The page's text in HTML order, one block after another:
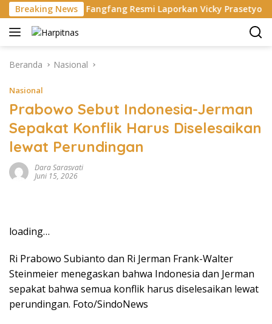
Langsung
ke
konten
Breaking NewsFangfang Resmi Laporkan Vicky Prasetyo Yang
Beranda Nasional
Nasional
Prabowo Sebut Indonesia-Jerman
Sepakat Konflik Harus Diselesaikan
lewat Perundingan
Dara Sarasvati
Juni 15, 2026
loading…
Ri Prabowo Subianto dan Ri Jerman Frank-Walter
Steinmeier menegaskan bahwa Indonesia dan Jerman
sepakat bahwa semua konflik harus diselesaikan lewat
perundingan. Foto/SindoNews